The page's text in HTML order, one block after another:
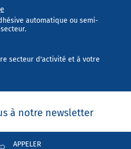
APPELER
automatique ou semi-
secteur d'activité et à votre
à notre newsletter